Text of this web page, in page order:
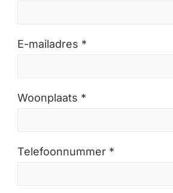
E-mailadres *
Woonplaats *
Telefoonnummer *